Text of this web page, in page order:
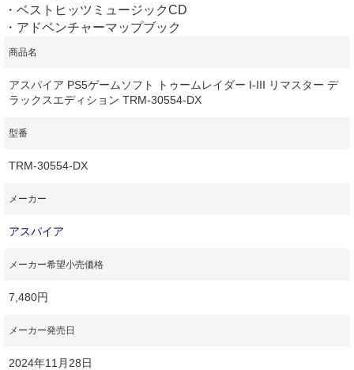
・ベストヒッツミュージックCD
・アドベンチャーマップブック
商品名
アスパイア PS5ゲームソフト トゥームレイダー I-III リマスター デ
ラックスエディション TRM-30554-DX
型番
TRM-30554-DX
メーカー
アスパイア
メーカー希望小売価格
7,480円
メーカー発売日
2024年11月28日